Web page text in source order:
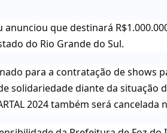
que destinará
do Rio Grande do Sul.
para a contratação de shows
solidariedade diante da situação
2024 também será cancelada